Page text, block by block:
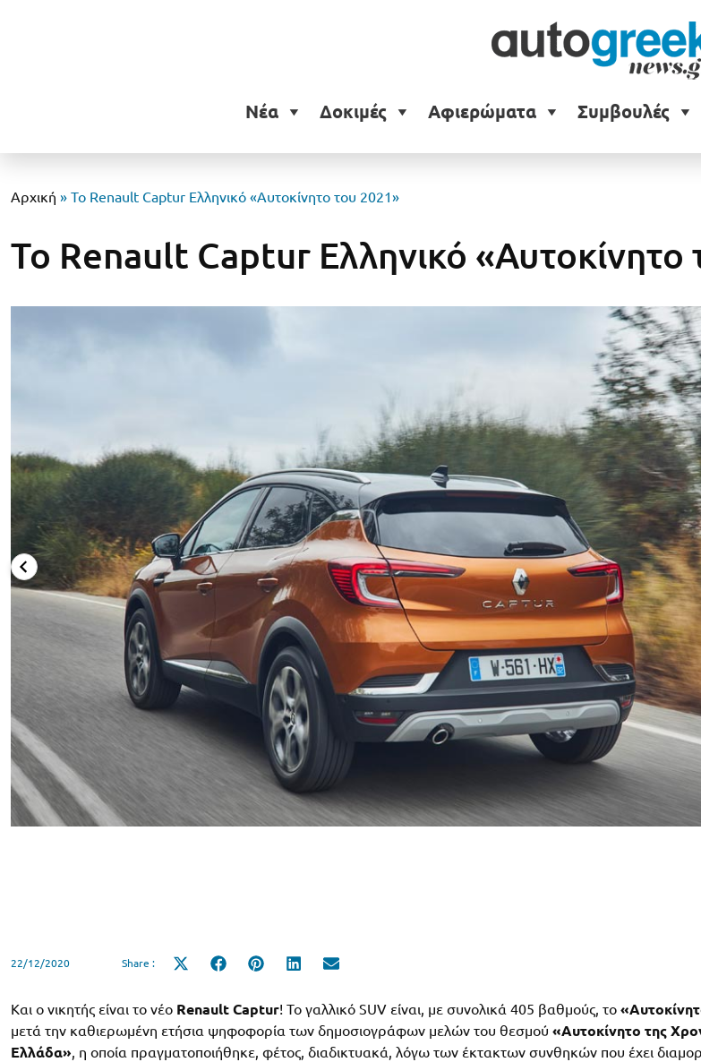
Νέα Δοκιμές Αφιερώματα Συμβουλές
Αρχική » Το Renault Captur Ελληνικό «Αυτοκίνητο του 2021»
Το Renault Captur Ελληνικό «Αυτοκίνητο
22/12/2020 Share :
Share
Share
Share
Share
Και ο νικητής είναι το νέο Renault Captur! Το γαλλικό SUV είναι, με συνολικά 405 βαθμούς, το
μετά την καθιερωμένη ετήσια ψηφοφορία των δημοσιογράφων μελών του θεσμού «Αυτοκίνητο της
Ελλάδα», η οποία πραγματοποιήθηκε, φέτος, διαδικτυακά, λόγω των έκτακτων συνθηκών που έχει